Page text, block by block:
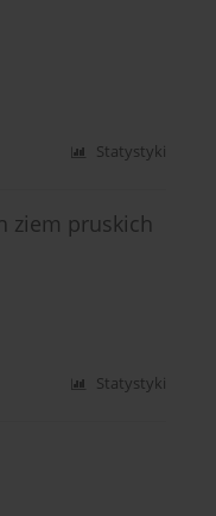
Statystyki
ziem pruskich
Statystyki